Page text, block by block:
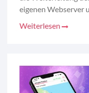
eigenen Webserver
Weiterlesen